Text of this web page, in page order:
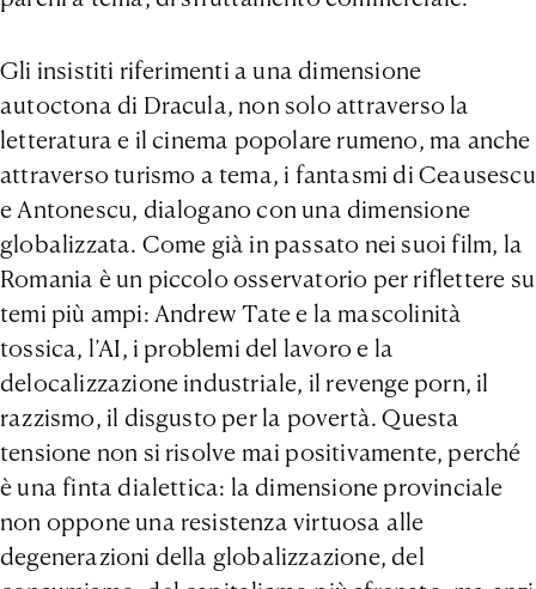
Gli insistiti riferimenti a una dimensione
autoctona di Dracula, non solo attraverso la
letteratura e il cinema popolare rumeno, ma anche
attraverso turismo a tema, i fantasmi di Ceausescu
e Antonescu, dialogano con una dimensione
globalizzata. Come già in passato nei suoi film, la
Romania è un piccolo osservatorio per riflettere su
temi più ampi: Andrew Tate e la mascolinità
tossica, l’AI, i problemi del lavoro e la
delocalizzazione industriale, il revenge porn, il
razzismo, il disgusto per la povertà. Questa
tensione non si risolve mai positivamente, perché
è una finta dialettica: la dimensione provinciale
non oppone una resistenza virtuosa alle
degenerazioni della globalizzazione, del